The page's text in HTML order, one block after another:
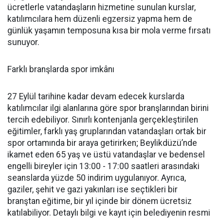
ücretlerle vatandaşların hizmetine sunulan kurslar,
katılımcılara hem düzenli egzersiz yapma hem de
günlük yaşamın temposuna kısa bir mola verme fırsatı
sunuyor.
Farklı branşlarda spor imkânı
27 Eylül tarihine kadar devam edecek kurslarda
katılımcılar ilgi alanlarına göre spor branşlarından birini
tercih edebiliyor. Sınırlı kontenjanla gerçekleştirilen
eğitimler, farklı yaş gruplarından vatandaşları ortak bir
spor ortamında bir araya getirirken; Beylikdüzü’nde
ikamet eden 65 yaş ve üstü vatandaşlar ve bedensel
engelli bireyler için 13:00 - 17:00 saatleri arasındaki
seanslarda yüzde 50 indirim uygulanıyor. Ayrıca,
gaziler, şehit ve gazi yakınları ise seçtikleri bir
branştan eğitime, bir yıl içinde bir dönem ücretsiz
katılabiliyor. Detaylı bilgi ve kayıt için belediyenin resmi